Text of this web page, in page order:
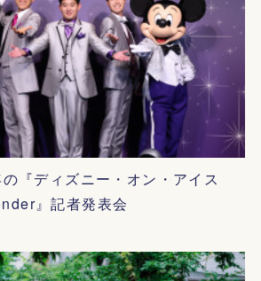
『ディズニー・オン・アイス
』記者発表会